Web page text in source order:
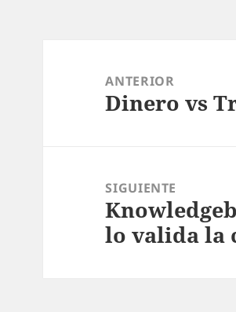
entradas
ANTERIOR
Entrada
Dinero vs
SIGUIENTE
Entrada
siguiente:
lo valida la